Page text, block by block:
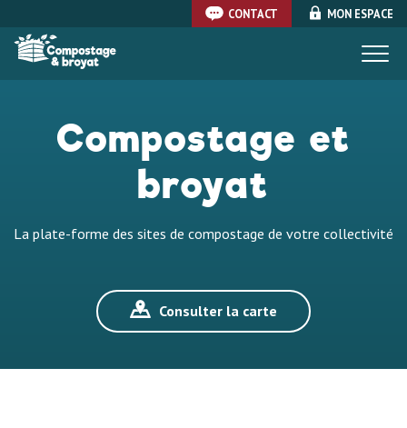
CONTACT MON ESPACE
Compostage et
broyat
La plate-forme des sites de compostage de votre collectivité
Consulter la carte